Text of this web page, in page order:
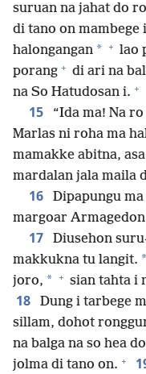
suruan na jahat do
di tano on mambege
halongangan * + lao
porang + di ari na
na So Hatudosan i. +
15 “Ida ma! Na
Marlas ni roha ma
mamakke abitna,
mardalan jala maila
16
Dipapungu
margoar Armagedon
17
Diusehon
makkukna tu langit. *
joro, * + sian tahta i
18
Dung i tarbege
sillam, dohot
na balga na so hea
jolma di tano on. +